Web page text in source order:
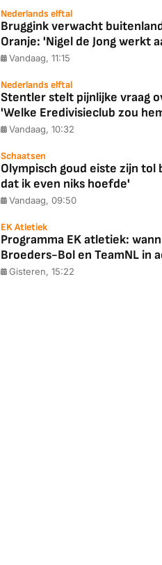
Nederlands elftal
Bruggink verwacht
Oranje: 'Nigel de Jong werkt
Vandaag, 11:15
Nederlands elftal
Stentler stelt pijnlijke vraag
'Welke Eredivisieclub zou
Vandaag, 10:32
Schaatsen
Olympisch goud eiste zijn tol
dat ik even niks hoefde'
Vandaag, 09:50
EK Atletiek
Programma EK atletiek:
Broeders-Bol en TeamNL in
Gisteren, 15:22